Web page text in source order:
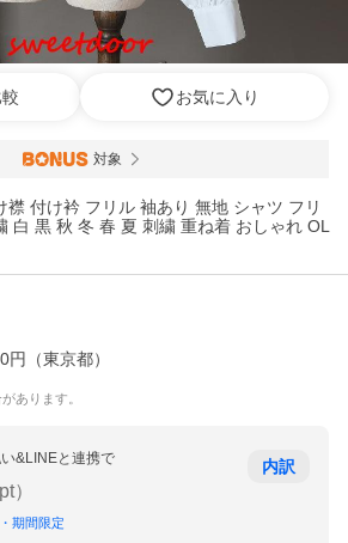
お気に入り
対象
襟 付け衿 フリル 袖あり 無地 シャツ フリ
白 黒 秋 冬 春 夏 刺繍 重ね着 おしゃれ OL
円 （東京都）
あります。
&LINEと連携で
pt）
期間限定
内訳